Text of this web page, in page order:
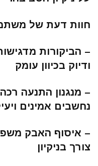
חוות דעת של
– הביקורות
ודיוק בכיוון עומק
– מנגנון התנעה
נחשבים אמינים
– איסוף האבק
צורך בניקיון